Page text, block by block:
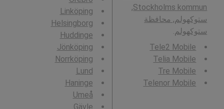
Stockholms kommun,
ستوكهولم, محافظة
ستوكهولم.
Tele2 Mobile
Telia Mobile
Tre Mobile
Telenor Mobile
Linköping
Helsingborg
Huddinge
Jönköping
Norrköping
Lund
Haninge
Umeå
Gävle